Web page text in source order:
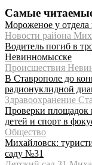
Самые
Мороженое у отдела
Новости района
Водитель погиб в
Невинномысске
Происшествия
В Ставрополе до
радионуклидной
Здравоохранение
Проверки площадок
детей и спорт в
Общество
Михайловск:
саду №31